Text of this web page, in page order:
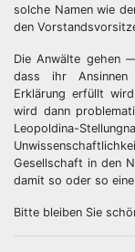
solche Namen wie
den
Die Anwälte gehen
dass ihr Ansinnen
Erklärung erfüllt
wird dann
Leopoldina-
Gesellschaft in den
damit so oder so
Bitte bleiben Sie